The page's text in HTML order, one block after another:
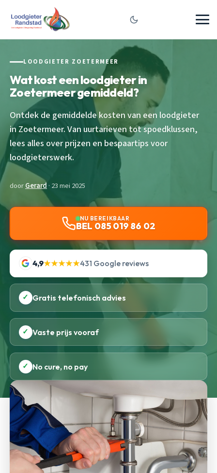
LOODGIETER ZOETERMEER
Wat kost een loodgieter in
Zoetermeer gemiddeld?
Ontdek de gemiddelde kosten van een loodgieter
in Zoetermeer. Van uurtarieven tot spoedklussen,
lees alles over prijzen en bespaartips voor
loodgieterswerk.
doorGerard· 23 mei 2025
NU BEREIKBAAR
BEL 085 019 86 02
4,9★★★★★431 Google reviews
✓ Gratis telefonisch advies
✓ Vaste prijs vooraf
✓ No cure, no pay